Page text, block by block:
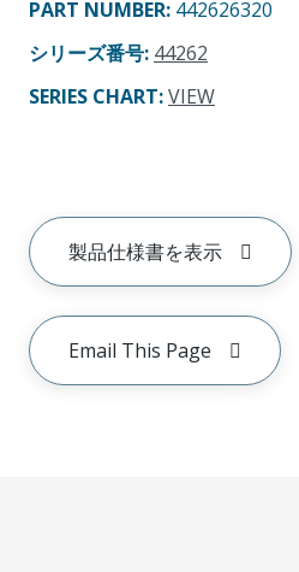
PART NUMBER: 442626320
シリーズ番号: 44262
SERIES CHART:VIEW
製品仕様書を表示
Email This Page